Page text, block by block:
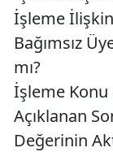
İşleme
Bağımsız
mı?
İşleme Konu
Açıklanan
Değerinin